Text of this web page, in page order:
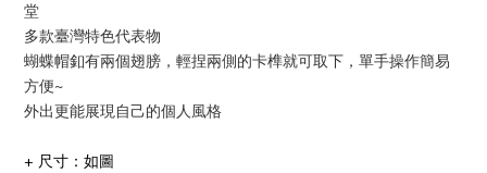
堂
多款臺灣特色代表物
蝴蝶帽釦有兩個翅膀， 輕捏兩側的卡榫就可取下，單手操作簡易
方便~
外出更能展現自己的個人風格
+ 尺寸：如圖